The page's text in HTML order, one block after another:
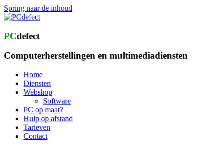
Spring naar de inhoud
PCdefect
Computerherstellingen en multimediadiensten
Home
Diensten
Webshop
Software
PC op maat?
Hulp op afstand
Tarieven
Contact